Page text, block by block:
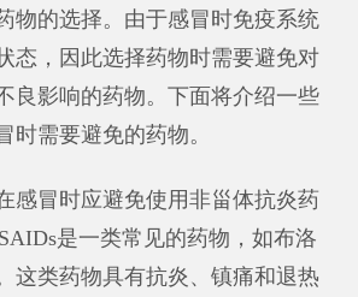
物的选择。由于感冒时免疫系统
态，因此选择药物时需要避免对
良影响的药物。下面将介绍一些
时需要避免的药物。
冒时应避免使用非甾体抗炎药
是一类常见的药物，如布洛
这类药物具有抗炎、镇痛和退热